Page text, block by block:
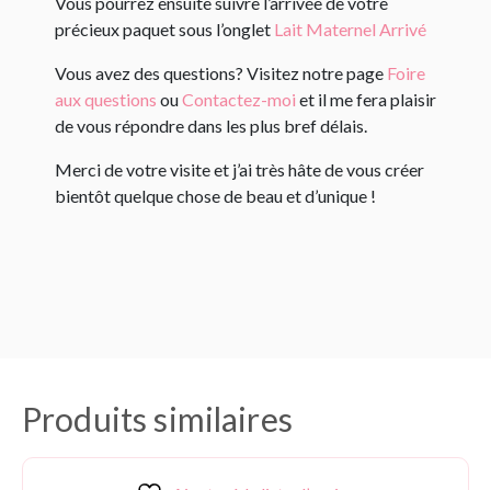
précieux paquet sous l’onglet Lait Maternel Arrivé
Vous avez des questions? Visitez notre page Foire
aux questions ouContactez-moi et il me fera plaisir
de vous répondre dans les plus bref délais.
Merci de votre visite et j’ai très hâte de vous créer
bientôt quelque chose de beau et d’unique !
Produits similaires